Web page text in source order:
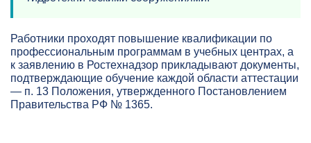
Работники проходят повышение квалификации по
профессиональным программам в учебных центрах, а
к заявлению в Ростехнадзор прикладывают документы,
подтверждающие обучение каждой области аттестации
— п. 13 Положения, утвержденного Постановлением
Правительства РФ № 1365.